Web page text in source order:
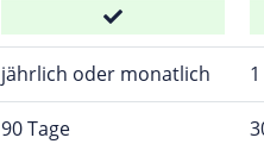
jährlich oder monatlich
90 Tage